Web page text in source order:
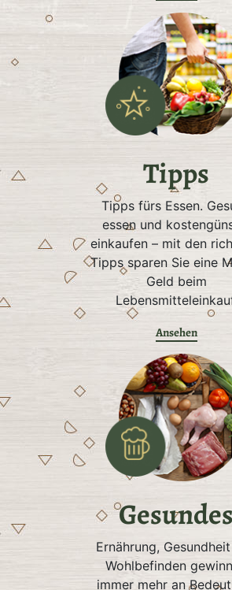
Tipps
Tipps fürs Essen.
essen und
einkaufen – mit den
Tipps sparen Sie eine
Geld beim
Ansehen
Gesundes
Ernährung,
Wohlbefinden
immer mehr an